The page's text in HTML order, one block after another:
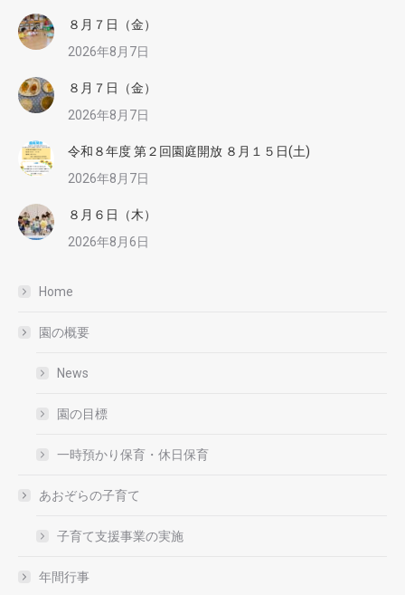
８月７日（金）
2026年8月7日
８月７日（金）
2026年8月7日
令和８年度 第２回園庭開放 ８月１５日(土)
2026年8月7日
８月６日（木）
2026年8月6日
Home
園の概要
News
園の目標
一時預かり保育・休日保育
あおぞらの子育て
子育て支援事業の実施
年間行事